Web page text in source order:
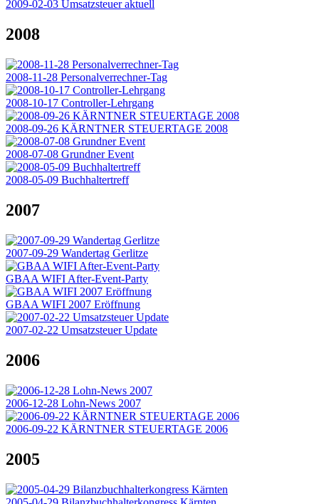
2009-02-03 Umsatzsteuer aktuell
2008
2008-11-28 Personalverrechner-Tag
2008-10-17 Controller-Lehrgang
2008-09-26 KÄRNTNER STEUERTAGE 2008
2008-07-08 Grundner Event
2008-05-09 Buchhaltertreff
2007
2007-09-29 Wandertag Gerlitze
GBAA WIFI After-Event-Party
GBAA WIFI 2007 Eröffnung
2007-02-22 Umsatzsteuer Update
2006
2006-12-28 Lohn-News 2007
2006-09-22 KÄRNTNER STEUERTAGE 2006
2005